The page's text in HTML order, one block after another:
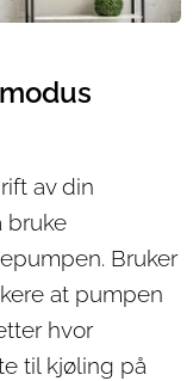
av din
bruke
Bruker
at pumpen
hvor
til kjøling på